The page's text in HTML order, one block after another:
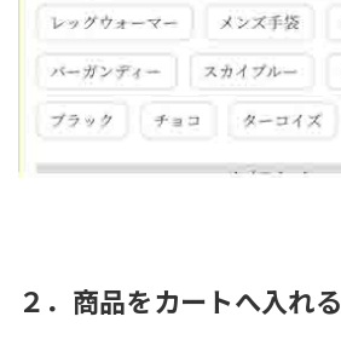
２．商品をカートへ入れる